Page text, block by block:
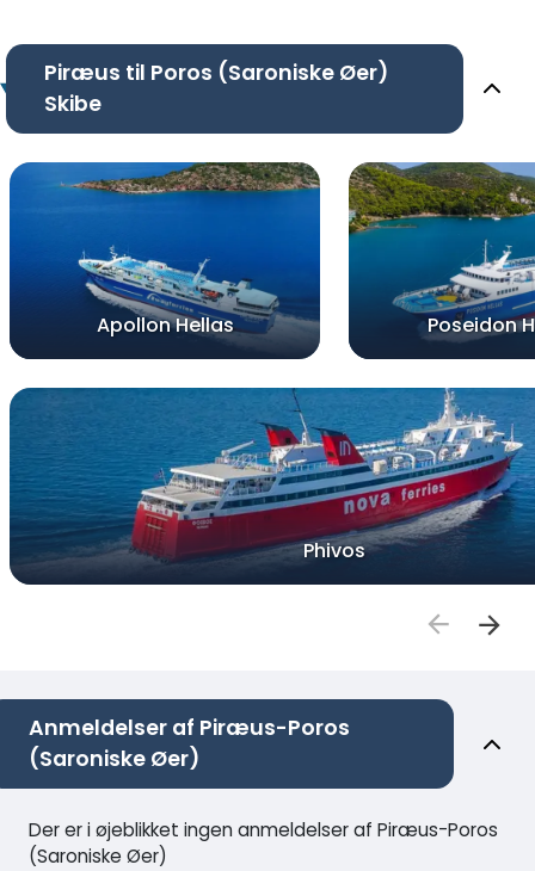
Piræus til Poros (Saroniske Øer)
Skibe
Apollon Hellas Poseidon
Phivos
Anmeldelser af Piræus-Poros
(Saroniske Øer)
Der er i øjeblikket ingen anmeldelser af Piræus-Poros
(Saroniske Øer)